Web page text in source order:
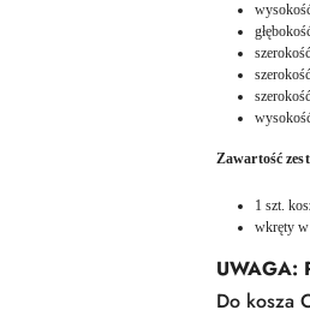
Zawartość
1 szt.
wkręty w
UWAGA:
Do kosza